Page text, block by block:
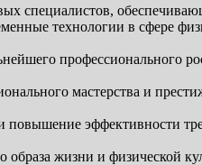
специалистов,
технологии в сфере
профессионального
мастерства и
повышение эффективности
образа жизни и физической